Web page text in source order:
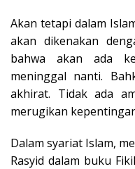
Akan tetapi dalam
akan dikenakan
bahwa akan ada
meninggal nanti.
akhirat. Tidak ada
merugikan
Dalam syariat Islam,
Rasyid dalam buku